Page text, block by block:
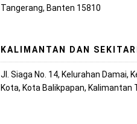
Tangerang, Banten 15810
KALIMANTAN DAN
Jl. Siaga No. 14, Kelurahan Damai,
Kota, Kota Balikpapan, Kalimantan